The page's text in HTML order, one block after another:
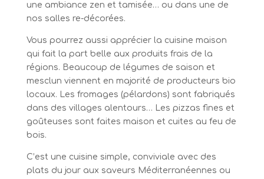
une ambiance zen et tamisée… ou dans une de
nos salles re-décorées.
Vous pourrez aussi apprécier la cuisine maison
qui fait la part belle aux produits frais de la
régions. Beaucoup de légumes de saison et
mesclun viennent en majorité de producteurs bio
locaux. Les fromages (pélardons) sont fabriqués
dans des villages alentours… Les pizzas fines et
goûteuses sont faites maison et cuites au feu de
bois.
C’est une cuisine simple, conviviale avec des
plats du jour aux saveurs Méditerranéennes ou